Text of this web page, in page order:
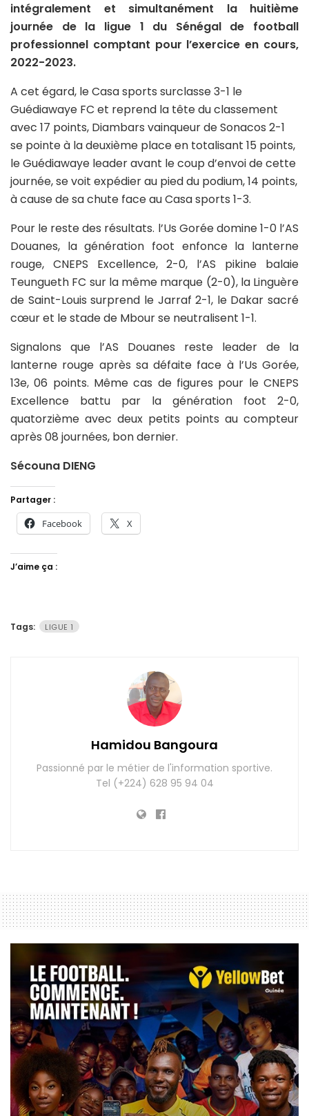
intégralement et simultanément la huitième
journée de la ligue 1 du Sénégal de football
professionnel comptant pour l’exercice en cours,
2022-2023.
A cet égard, le Casa sports surclasse 3-1 le
Guédiawaye FC et reprend la tête du classement
avec 17 points, Diambars vainqueur de Sonacos 2-1
se pointe à la deuxième place en totalisant 15 points,
le Guédiawaye leader avant le coup d’envoi de cette
journée, se voit expédier au pied du podium, 14 points,
à cause de sa chute face au Casa sports 1-3.
Pour le reste des résultats. l’Us Gorée domine 1-0 l’AS
Douanes, la génération foot enfonce la lanterne
rouge, CNEPS Excellence, 2-0, l’AS pikine balaie
Teungueth FC sur la même marque (2-0), la Linguère
de Saint-Louis surprend le Jarraf 2-1, le Dakar sacré
cœur et le stade de Mbour se neutralisent 1-1.
Signalons que l’AS Douanes reste leader de la
lanterne rouge après sa défaite face à l’Us Gorée,
13e, 06 points. Même cas de figures pour le CNEPS
Excellence battu par la génération foot 2-0,
quatorzième avec deux petits points au compteur
après 08 journées, bon dernier.
Sécouna DIENG
Partager :
Facebook X
J’aime ça :
Tags: LIGUE 1
Hamidou Bangoura
Passionné par le métier de l'information sportive.
Tel (+224) 628 95 94 04